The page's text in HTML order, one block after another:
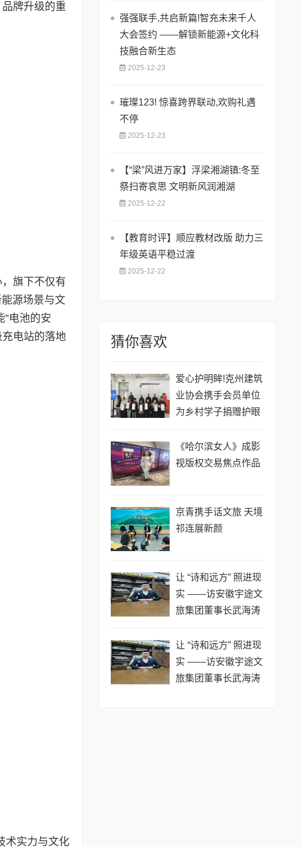
牌升级的重
旗下不仅有
源场景与文
电池的安
电站的落地
术实力与文化
强强联手,共启新篇!智充未来千人
大会签约 ——解锁新能源+文化科
技融合新生态
2025-12-23
璀璨123! 惊喜跨界联动,欢购礼遇
不停
2025-12-23
【“梁”风进万家】浮梁湘湖镇:冬至
祭扫寄哀思 文明新风润湘湖
2025-12-22
【教育时评】顺应教材改版 助力三
年级英语平稳过渡
2025-12-22
猜你喜欢
爱心护明眸!克州建筑
业协会携手会员单位
为乡村学子捐赠护眼
《哈尔滨女人》成影
视版权交易焦点作品
京青携手话文旅 天境
祁连展新颜
让 “诗和远方” 照进现
实 ——访安徽宇途文
旅集团董事长武海涛
让 “诗和远方” 照进现
实 ——访安徽宇途文
旅集团董事长武海涛